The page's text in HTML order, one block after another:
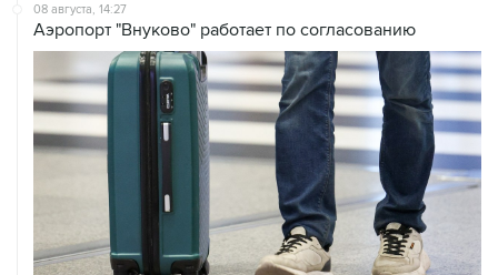
08 августа, 14:27
Аэропорт "Внуково" работает по согласованию